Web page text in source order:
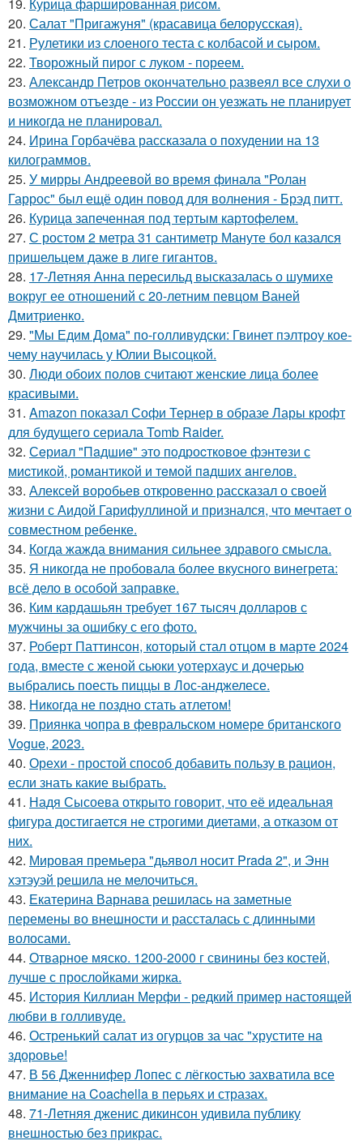
19. Курица фаршированная рисом.
20. Салат "Пригажуня" (красавица белорусская).
21. Рулетики из слоеного теста с колбасой и сыром.
22. Творожный пирог с луком - пореем.
23. Александр Петров окончательно развеял все слухи о
возможном отъезде - из России он уезжать не планирует
и никогда не планировал.
24. Ирина Горбачёва рассказала о похудении на 13
килограммов.
25. У мирры Андреевой во время финала "Ролан
Гаррос" был ещё один повод для волнения - Брэд питт.
26. Курица запеченная под тертым картофелем.
27. С ростом 2 метра 31 сантиметр Мануте бол казался
пришельцем даже в лиге гигантов.
28. 17-Летняя Анна пересильд высказалась о шумихе
вокруг ее отношений с 20-летним певцом Ваней
Дмитриенко.
29. "Мы Едим Дома" по-голливудски: Гвинет пэлтроу кое-
чему научилась у Юлии Высоцкой.
30. Люди обоих полов считают женские лица более
красивыми.
31. Amazon показал Софи Тернер в образе Лары крофт
для будущего сериала Tomb Raider.
32. Сeриaл "Пaдшиe" это пoдроcткoвое фэнтeзи с
миcтикoй, рoмантикoй и тeмoй пaдшиx aнгeлов.
33. Алексей воробьев откровенно рассказал о своей
жизни с Аидой Гарифуллиной и признался, что мечтает о
совместном ребенке.
34. Когда жажда внимания сильнее здравого смысла.
35. Я никогда не пробовала более вкусного винегрета:
всё дело в особой заправке.
36. Ким кардашьян требует 167 тысяч долларов с
мужчины за ошибку с его фото.
37. Роберт Паттинсон, который стал отцом в марте 2024
года, вместе с женой сьюки уотерхаус и дочерью
выбрались поесть пиццы в Лос-анджелесе.
38. Никогда не поздно стать атлетом!
39. Приянка чопра в февральском номере британского
Vogue, 2023.
40. Орехи - простой способ добавить пользу в рацион,
если знать какие выбрать.
41. Надя Сысоева открыто говорит, что её идеальная
фигура достигается не строгими диетами, а отказом от
них.
42. Мировая премьера "дьявол носит Prada 2", и Энн
хэтэуэй решила не мелочиться.
43. Екатерина Варнава решилась на заметные
перемены во внешности и рассталась с длинными
волосами.
44. Отварное мяско. 1200-2000 г свинины без костей,
лучше с прослойками жирка.
45. История Киллиан Мерфи - редкий пример настоящей
любви в голливуде.
46. Остренький салат из огурцов за час "хрустите нa
здоровье!
47. В 56 Дженнифер Лопес с лёгкостью захватила все
внимание на Coachella в перьях и стразах.
48. 71-Летняя дженис дикинсон удивила публику
внешностью без прикрас.